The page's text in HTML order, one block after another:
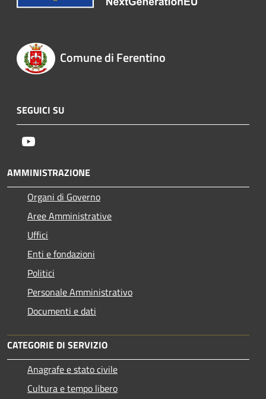
Comune di Ferentino
SEGUICI SU
AMMINISTRAZIONE
Organi di Governo
Aree Amministrative
Uffici
Enti e fondazioni
Politici
Personale Amministrativo
Documenti e dati
CATEGORIE DI SERVIZIO
Anagrafe e stato civile
Cultura e tempo libero